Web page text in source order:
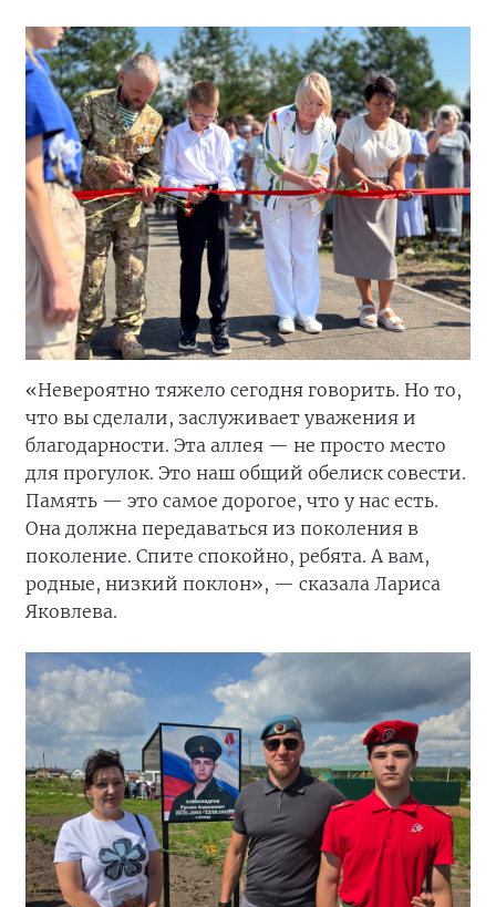
«Невероятно тяжело сегодня говорить. Но то,
что вы сделали, заслуживает уважения и
благодарности. Эта аллея — не просто место
для прогулок. Это наш общий обелиск совести.
Память — это самое дорогое, что у нас есть.
Она должна передаваться из поколения в
поколение. Спите спокойно, ребята. А вам,
родные, низкий поклон», — сказала Лариса
Яковлева.